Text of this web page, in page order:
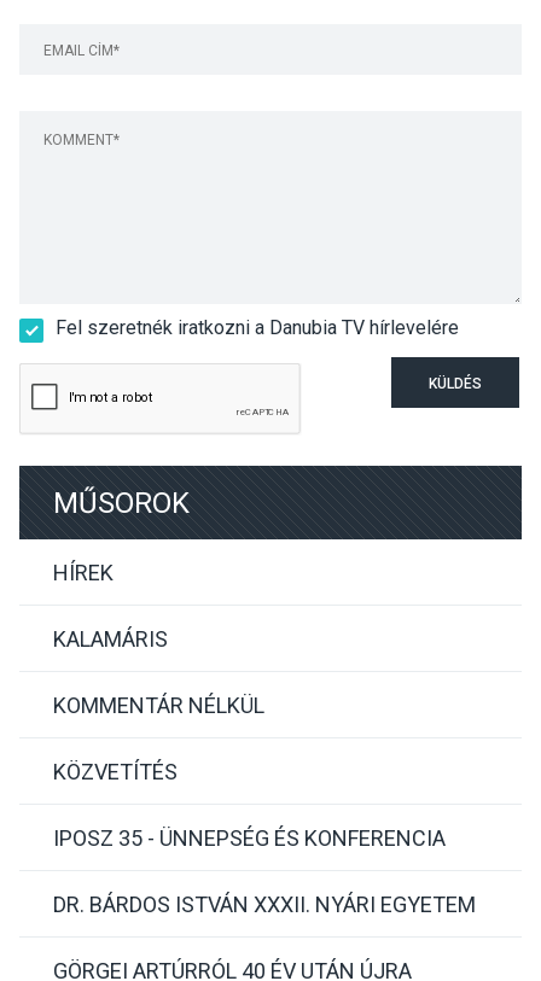
Fel szeretnék iratkozni a Danubia TV hírlevelére
KÜLDÉS
MŰSOROK
HÍREK
KALAMÁRIS
KOMMENTÁR NÉLKÜL
KÖZVETÍTÉS
IPOSZ 35 - ÜNNEPSÉG ÉS KONFERENCIA
DR. BÁRDOS ISTVÁN XXXII. NYÁRI EGYETEM
GÖRGEI ARTÚRRÓL 40 ÉV UTÁN ÚJRA